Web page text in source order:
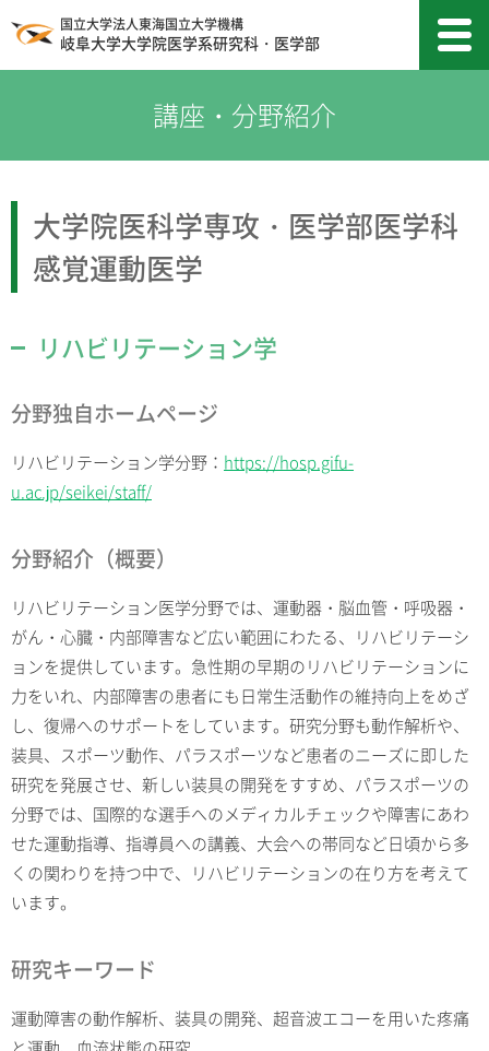
国立大学法人東海国立大学機構
岐阜大学大学院医学系研究科・医学部
大学院医科学専攻・医学部医学科
感覚運動医学
リハビリテーション学
分野独自ホームページ
リハビリテーション学分野： https://hosp.gifu-
u.ac.jp/seikei/staff/
分野紹介（概要）
リハビリテーション医学分野では、運動器・脳血管・呼吸器・
がん・心臓・内部障害など広い範囲にわたる、リハビリテーシ
ョンを提供しています。急性期の早期のリハビリテーションに
力をいれ、内部障害の患者にも日常生活動作の維持向上をめざ
し、復帰へのサポートをしています。研究分野も動作解析や、
装具、スポーツ動作、パラスポーツなど患者のニーズに即した
研究を発展させ、新しい装具の開発をすすめ、パラスポーツの
分野では、国際的な選手へのメディカルチェックや障害にあわ
せた運動指導、指導員への講義、大会への帯同など日頃から多
くの関わりを持つ中で、リハビリテーションの在り方を考えて
います。
研究キーワード
運動障害の動作解析、装具の開発、超音波エコーを用いた疼痛